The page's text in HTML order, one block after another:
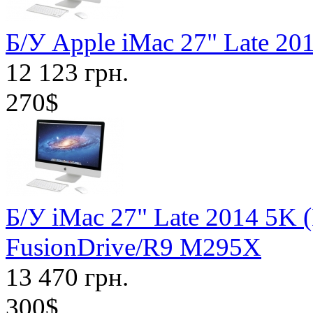
Б/У Apple iMac 27" Late
12 123 грн.
270$
Б/У iMac 27" Late 2014 5K
FusionDrive/R9 M295X
13 470 грн.
300$